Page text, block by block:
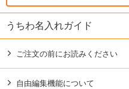
うちわ名入れガイド
ご注文の前にお読みください
自由編集機能について